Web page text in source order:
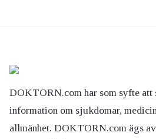
DOKTORN.com har som syfte att
information om sjukdomar,
allmänhet. DOKTORN.com ägs